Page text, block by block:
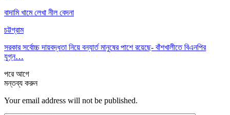
বাদামি খামে লেখা নীল বেদনা
চট্টগ্রাম
সরকার সর্বোচ্চ দায়বদ্ধতা নিয়ে বন্যার্ত মানুষের পাশে রয়েছে- বাঁশখালীতে বিএনপির
যুগ্ন…
পরেআগে
মন্তব্য করুন
Your email address will not be published.